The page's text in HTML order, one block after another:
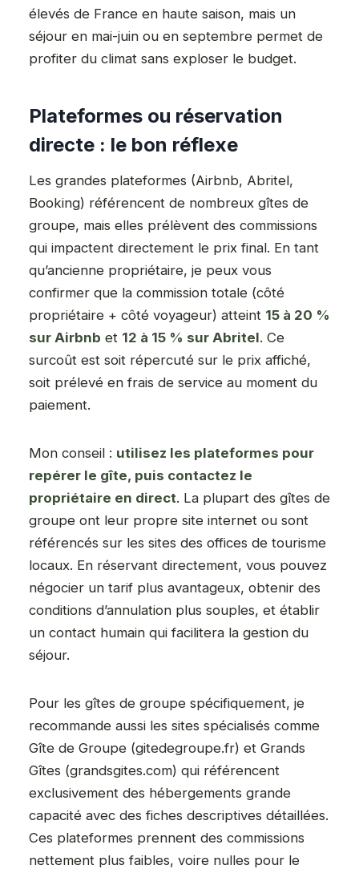
élevés de France en haute saison, mais un
séjour en mai-juin ou en septembre permet de
profiter du climat sans exploser le budget.
Plateformes ou réservation
directe : le bon réflexe
Les grandes plateformes (Airbnb, Abritel,
Booking) référencent de nombreux gîtes de
groupe, mais elles prélèvent des commissions
qui impactent directement le prix final. En tant
qu’ancienne propriétaire, je peux vous
confirmer que la commission totale (côté
propriétaire + côté voyageur) atteint 15 à 20 %
sur Airbnb et 12 à 15 % sur Abritel. Ce
surcoût est soit répercuté sur le prix affiché,
soit prélevé en frais de service au moment du
paiement.
Mon conseil : utilisez les plateformes pour
repérer le gîte, puis contactez le
propriétaire en direct. La plupart des gîtes de
groupe ont leur propre site internet ou sont
référencés sur les sites des offices de tourisme
locaux. En réservant directement, vous pouvez
négocier un tarif plus avantageux, obtenir des
conditions d’annulation plus souples, et établir
un contact humain qui facilitera la gestion du
séjour.
Pour les gîtes de groupe spécifiquement, je
recommande aussi les sites spécialisés comme
Gîte de Groupe (gitedegroupe.fr) et Grands
Gîtes (grandsgites.com) qui référencent
exclusivement des hébergements grande
capacité avec des fiches descriptives détaillées.
Ces plateformes prennent des commissions
nettement plus faibles, voire nulles pour le